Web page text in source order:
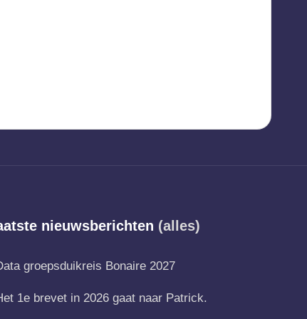
nieuwsberichten (alles)
groepsduikreis Bonaire 2027
1e brevet in 2026 gaat naar Patrick.